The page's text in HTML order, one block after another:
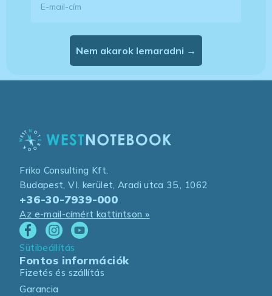
Nem akarok lemaradni →
Friko Consulting Kft.
Budapest, VI. kerület, Aradi utca 35., 1062
+36-30-7939-000
Az e-mail-címért kattintson »
Sütibeállítás
Fontos információk
Fizetés és szállítás
Garancia